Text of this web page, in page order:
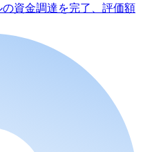
資金調達を完了、評価額